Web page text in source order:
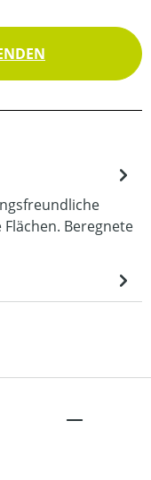
Beregnete